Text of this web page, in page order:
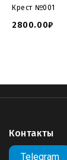
Крест №001
2800.00₽
Контакты
Telegram